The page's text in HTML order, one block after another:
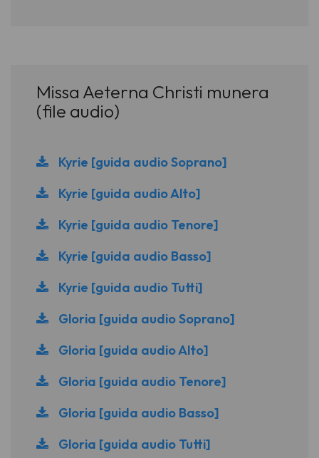
Missa Aeterna Christi munera
(file audio)
Kyrie [guida audio Soprano]
Kyrie [guida audio Alto]
Kyrie [guida audio Tenore]
Kyrie [guida audio Basso]
Kyrie [guida audio Tutti]
Gloria [guida audio Soprano]
Gloria [guida audio Alto]
Gloria [guida audio Tenore]
Gloria [guida audio Basso]
Gloria [guida audio Tutti]